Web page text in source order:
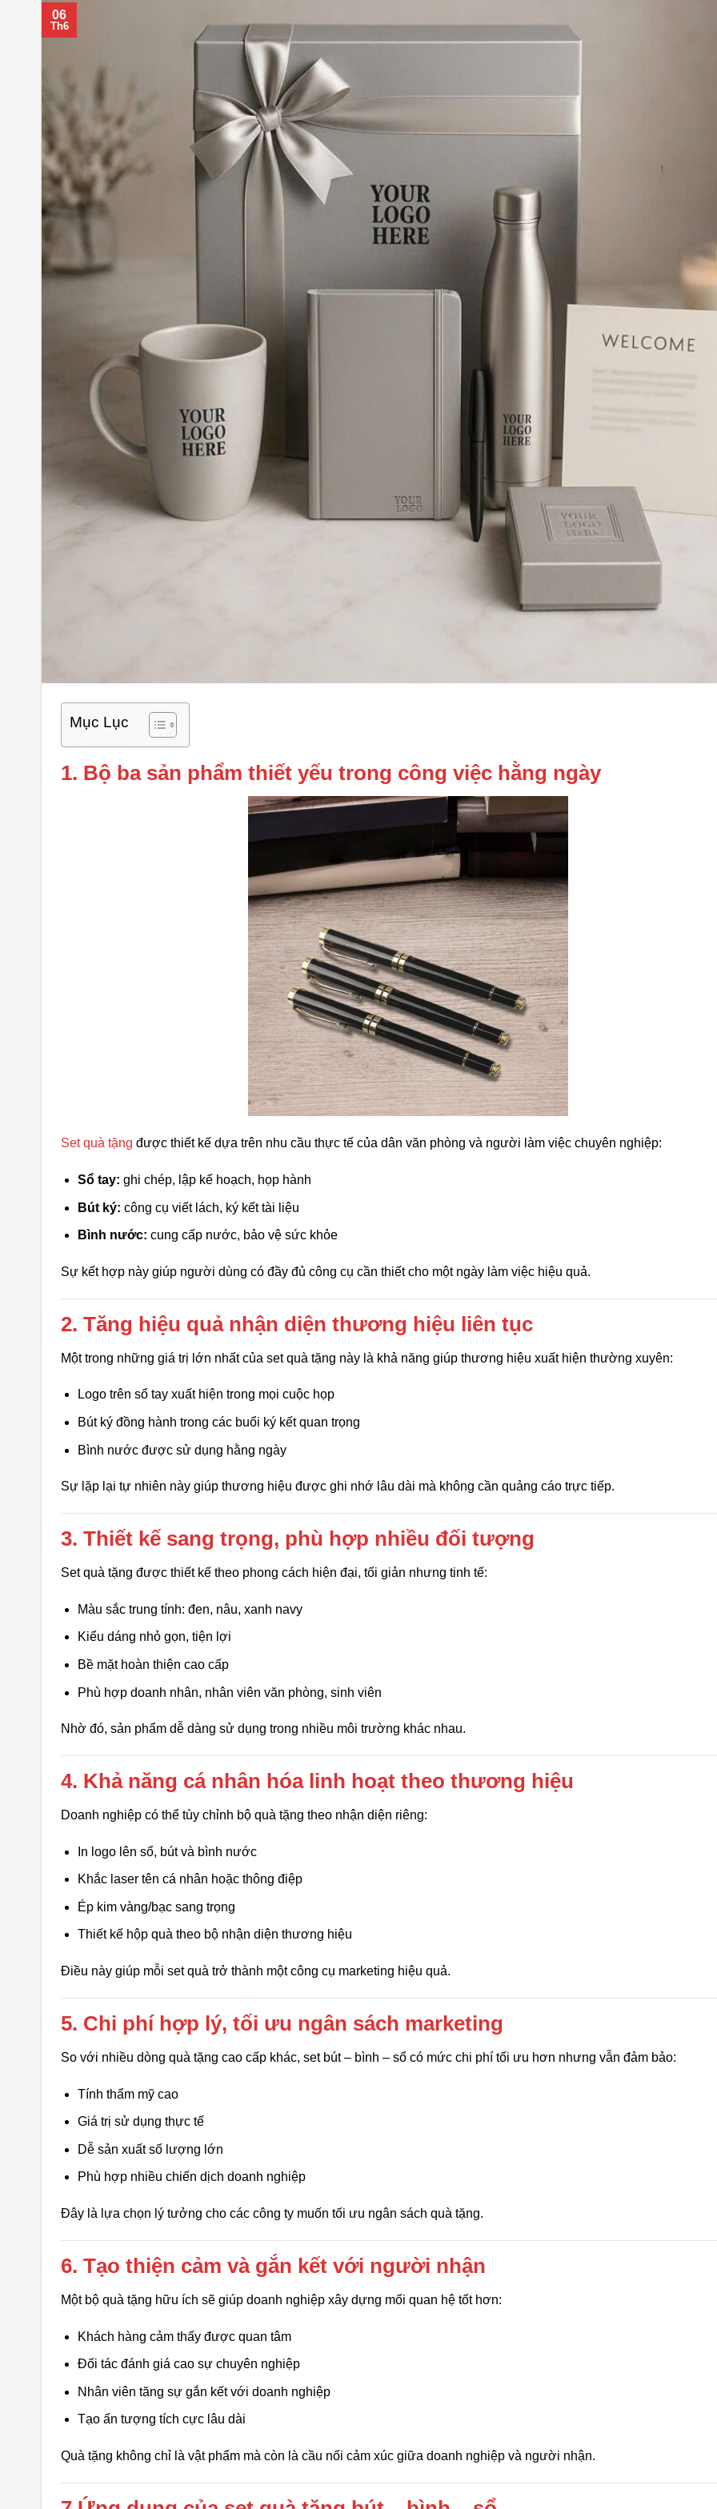
06
Th6
Mục Lục
1. Bộ ba sản phẩm thiết yếu trong công việc hằng ngày
Set quà tặng được thiết kế dựa trên nhu cầu thực tế của dân văn phòng và người làm việc chuyên nghiệp:
Sổ tay: ghi chép, lập kế hoạch, họp hành
Bút ký: công cụ viết lách, ký kết tài liệu
Bình nước: cung cấp nước, bảo vệ sức khỏe
Sự kết hợp này giúp người dùng có đầy đủ công cụ cần thiết cho một ngày làm việc hiệu quả.
2. Tăng hiệu quả nhận diện thương hiệu liên tục
Một trong những giá trị lớn nhất của set quà tặng này là khả năng giúp thương hiệu xuất hiện thường xuyên:
Logo trên sổ tay xuất hiện trong mọi cuộc họp
Bút ký đồng hành trong các buổi ký kết quan trọng
Bình nước được sử dụng hằng ngày
Sự lặp lại tự nhiên này giúp thương hiệu được ghi nhớ lâu dài mà không cần quảng cáo trực tiếp.
3. Thiết kế sang trọng, phù hợp nhiều đối tượng
Set quà tặng được thiết kế theo phong cách hiện đại, tối giản nhưng tinh tế:
Màu sắc trung tính: đen, nâu, xanh navy
Kiểu dáng nhỏ gọn, tiện lợi
Bề mặt hoàn thiện cao cấp
Phù hợp doanh nhân, nhân viên văn phòng, sinh viên
Nhờ đó, sản phẩm dễ dàng sử dụng trong nhiều môi trường khác nhau.
4. Khả năng cá nhân hóa linh hoạt theo thương hiệu
Doanh nghiệp có thể tùy chỉnh bộ quà tặng theo nhận diện riêng:
In logo lên sổ, bút và bình nước
Khắc laser tên cá nhân hoặc thông điệp
Ép kim vàng/bạc sang trọng
Thiết kế hộp quà theo bộ nhận diện thương hiệu
Điều này giúp mỗi set quà trở thành một công cụ marketing hiệu quả.
5. Chi phí hợp lý, tối ưu ngân sách marketing
So với nhiều dòng quà tặng cao cấp khác, set bút – bình – sổ có mức chi phí tối ưu hơn nhưng vẫn đảm bảo:
Tính thẩm mỹ cao
Giá trị sử dụng thực tế
Dễ sản xuất số lượng lớn
Phù hợp nhiều chiến dịch doanh nghiệp
Đây là lựa chọn lý tưởng cho các công ty muốn tối ưu ngân sách quà tặng.
6. Tạo thiện cảm và gắn kết với người nhận
Một bộ quà tặng hữu ích sẽ giúp doanh nghiệp xây dựng mối quan hệ tốt hơn:
Khách hàng cảm thấy được quan tâm
Đối tác đánh giá cao sự chuyên nghiệp
Nhân viên tăng sự gắn kết với doanh nghiệp
Tạo ấn tượng tích cực lâu dài
Quà tặng không chỉ là vật phẩm mà còn là cầu nối cảm xúc giữa doanh nghiệp và người nhận.